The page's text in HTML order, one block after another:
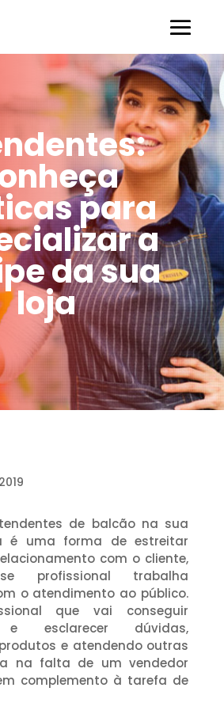
para
a
da sua
loja
de balcão na sua
é uma forma de estreitar
com o cliente,
profissional trabalha
o atendimento ao público.
que vai conseguir
e esclarecer dúvidas,
e atendendo outras
na falta de um vendedor
complemento à tarefa de